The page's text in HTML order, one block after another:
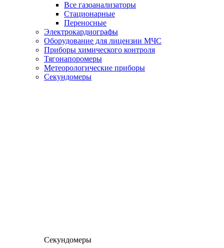
Все газоанализаторы
Cтационарные
Переносные
Электрокардиографы
Оборудование для лицензии МЧС
Приборы химического контроля
Тягонапоромеры
Метеорологические приборы
Секундомеры
Секундомеры